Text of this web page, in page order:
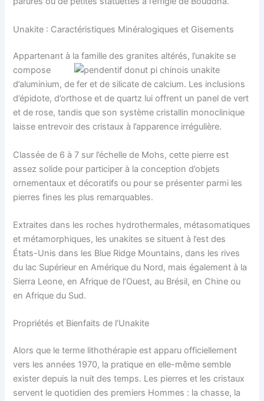
Unakite : Caractéristiques Minéralogiques et Gisements
Appartenant à la famille des granites altérés, l’unakite se
compose
d’aluminium, de fer et de silicate de calcium. Les inclusions
d’épidote, d’orthose et de quartz lui offrent un panel de vert
et de rose, tandis que son système cristallin monoclinique
laisse entrevoir des cristaux à l’apparence irrégulière.
Classée de 6 à 7 sur l’échelle de Mohs, cette pierre est
assez solide pour participer à la conception d’objets
ornementaux et décoratifs ou pour se présenter parmi les
pierres fines les plus remarquables.
Extraites dans les roches hydrothermales, métasomatiques
et métamorphiques, les unakites se situent à l’est des
États-Unis dans les Blue Ridge Mountains, dans les rives
du lac Supérieur en Amérique du Nord, mais également à la
Sierra Leone, en Afrique de l’Ouest, au Brésil, en Chine ou
en Afrique du Sud.
Propriétés et Bienfaits de l’Unakite
Alors que le terme lithothérapie est apparu officiellement
vers les années 1970, la pratique en elle-même semble
exister depuis la nuit des temps. Les pierres et les cristaux
servent le quotidien des premiers Hommes : la chasse, la